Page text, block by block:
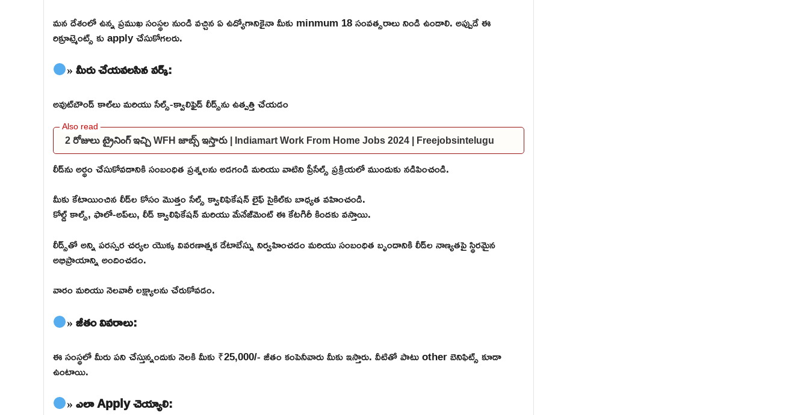
మన దేశంలో ఉన్న ప్రముఖ సంస్థల నుండి వచ్చిన ఏ ఉద్యోగానికైనా మీకు minmum 18 సంవత్సరాలు నిండి ఉండాలి. అప్పుడే ఈ
రిక్రూట్మెంట్స్ కు apply చేసుకోగలరు.
» మీరు చేయవలసిన వర్క్:
అవుట్‌బౌండ్ కాల్‌లు మరియు సేల్స్-క్వాలిఫైడ్ లీడ్స్‌ను ఉత్పత్తి చేయడం
2 రోజులు ట్రైనింగ్ ఇచ్చి WFH జాబ్స్ ఇస్తారు | Indiamart Work From Home Jobs 2024 | Freejobsintelugu
లీడ్‌ను అర్థం చేసుకోవడానికి సంబంధిత ప్రశ్నలను అడగండి మరియు వాటిని ప్రీసేల్స్ ప్రక్రియలో ముందుకు నడిపించండి.
మీకు కేటాయించిన లీడ్‌ల కోసం మొత్తం సేల్స్ క్వాలిఫికేషన్ లైఫ్ సైకిల్‌కు బాధ్యత వహించండి.
కోల్డ్ కాల్స్, ఫాలో-అప్‌లు, లీడ్ క్వాలిఫికేషన్ మరియు మేనేజ్‌మెంట్ ఈ కేటగిరీ కిందకు వస్తాయి.
లీడ్స్‌తో అన్ని పరస్పర చర్యల యొక్క వివరణాత్మక డేటాబేస్ను నిర్వహించడం మరియు సంబంధిత బృందానికి లీడ్‌ల నాణ్యతపై స్థిరమైన
అభిప్రాయాన్ని అందించడం.
వారం మరియు నెలవారీ లక్ష్యాలను చేరుకోవడం.
» జీతం వివరాలు:
ఈ సంస్థలో మీరు పని చేస్తున్నందుకు నెలకి మీకు ₹25,000/- జీతం కంపెనీవారు మీకు ఇస్తారు. వీటితో పాటు other బెనిఫిట్స్ కూడా
ఉంటాయి.
» ఎలా Apply చెయ్యాలి: